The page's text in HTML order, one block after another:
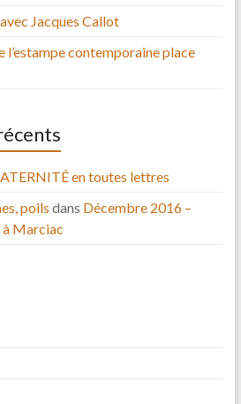
Jacques Callot
l’estampe contemporaine place
en toutes lettres
poils dans Décembre 2016 –
à Marciac